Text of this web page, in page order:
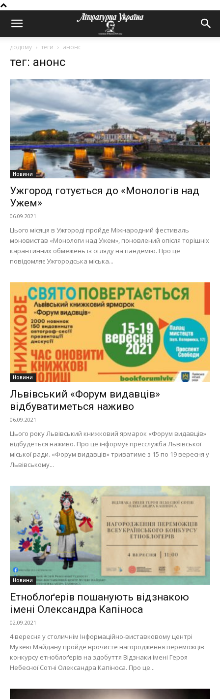
додому теги анонс
тег: анонс
Новини
Ужгород готується до «Монологів над
Ужем»
06.09.2021
Цього місяця в Ужгороді пройде Міжнародний фестиваль
моновистав «Монологи над Ужем», поновлений опісля торішніх
карантинних обмежень із огляду на пандемію. Про це
повідомляє Ужгородська міська...
Новини
Львівський «Форум видавців»
відбуватиметься наживо
06.09.2021
Цього року Львівський книжковий ярмарок «Форум видавців»
відбудеться наживо. Про це інформує пресслужба Львівської
міської ради. «Форум видавців» триватиме з 15 по 19 вересня у
Львівському...
Новини
Етноблоґерів пошанують відзнакою
імені Олександра Капіноса
02.09.2021
4 вересня у столичнім Інформаційно-виставковому центрі
Музею Майдану пройде врочисте нагородження переможців
конкурсу етноблоґерів на здобуття Відзнаки імені Героя
Небесної Сотні Олександра Капіноса. Про це...